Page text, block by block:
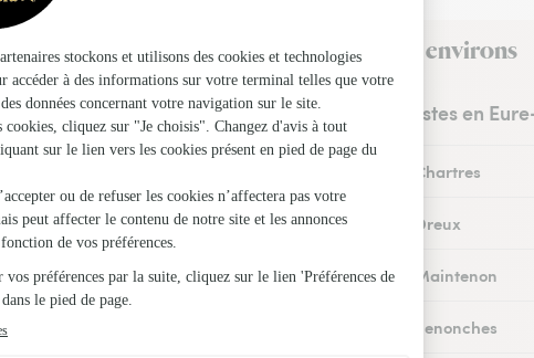
Interflora au Mesnil-Simon et dans ses environs
Les fleuristes en
Fleuristes à Chartres
Fleuristes à Dreux
Fleuristes à Maintenon
Fleuristes à Senonches